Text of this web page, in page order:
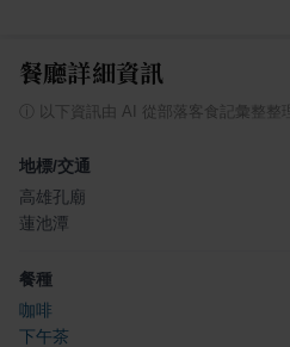
餐廳詳細資訊
ⓘ 以下資訊由 AI 從部落客食記彙整整理
地標/交通
高雄孔廟
蓮池潭
餐種
咖啡
下午茶